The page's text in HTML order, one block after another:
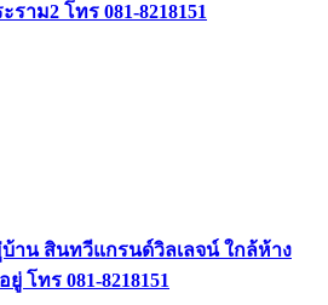
าม2 โทร 081-8218151
าน สินทวีแกรนด์วิลเลจน์ ใกล้ห้าง
โทร 081-8218151